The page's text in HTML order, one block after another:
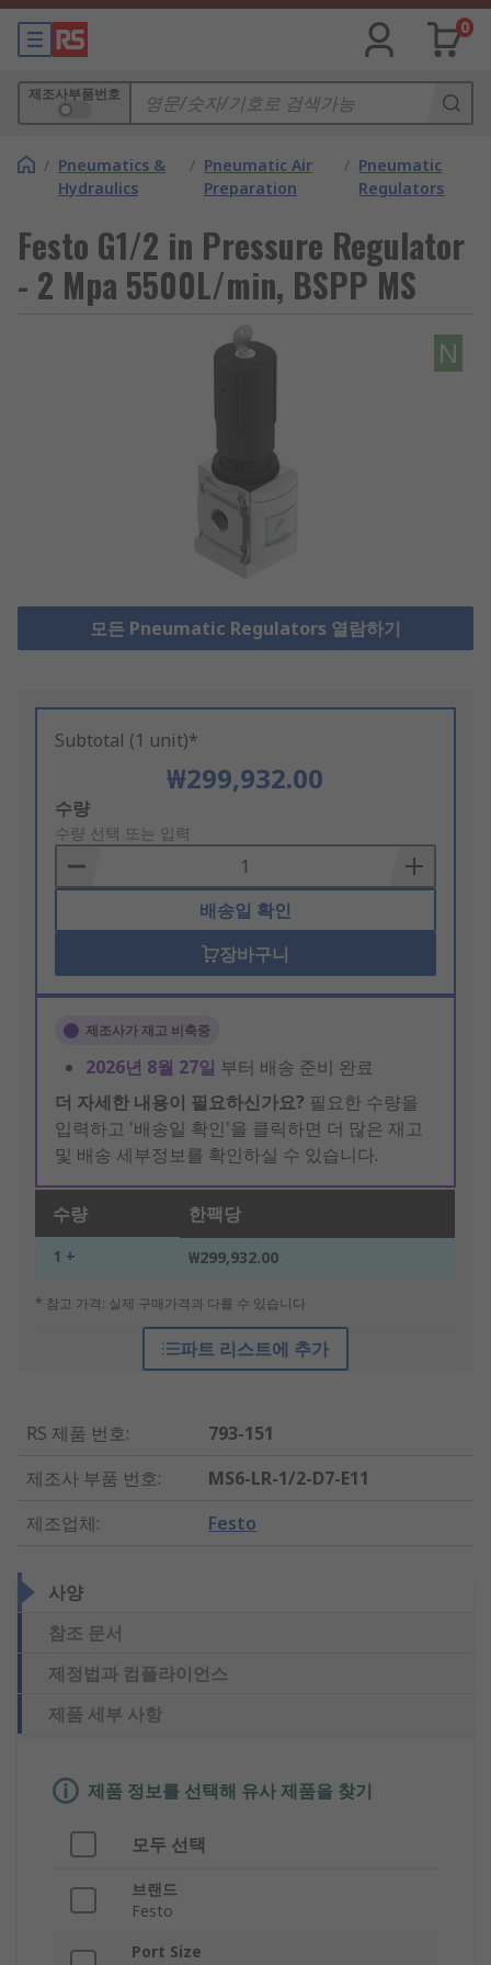
0
제조사부품번호
/ Pneumatics &
Hydraulics
/ Pneumatic Air
Preparation
/ Pneumatic
Regulators
Festo G1/2 in Pressure Regulator
- 2 Mpa 5500L/min, BSPP MS
N
모든 Pneumatic Regulators 열람하기
Subtotal (1 unit)*
₩299,932.00
Add
to
Basket
수량
수량 선택 또는 입력
배송일 확인
장바구니
제조사가 재고 비축중
2026년 8월 27일 부터 배송 준비 완료
더 자세한 내용이 필요하신가요? 필요한 수량을
입력하고 '배송일 확인'을 클릭하면 더 많은 재고
및 배송 세부정보를 확인하실 수 있습니다.
수량 한팩당
1 + ₩299,932.00
* 참고 가격: 실제 구매가격과 다를 수 있습니다
파트 리스트에 추가
RS 제품 번호:
793-151
제조사 부품 번호:
MS6-LR-1/2-D7-E11
제조업체: Festo
사양
참조 문서
제정법과 컴플라이언스
제품 세부 사항
제품 정보를 선택해 유사 제품을 찾기
모두 선택
브랜드
Festo
Port Size